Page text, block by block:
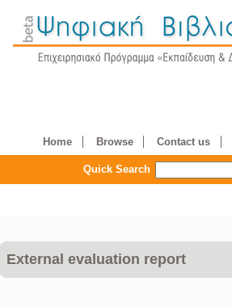
Home Browse Contact us
Quick Search
External evaluation report